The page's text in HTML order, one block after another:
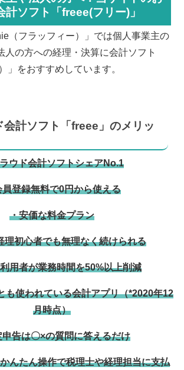
計ソフト「freee(フリー)」
（フラッフィー）」では個人事業主の
人の方への経理・決算に会計ソフト
」をおすすめしています。
会計ソフト「freee」のメリッ
ウド会計ソフトシェアNo.1
員登録無料で0円から使える
・安価な料金プラン
理初心者でも無理なく続けられる
用者が業務時間を50%以上削減
も使われている会計アプリ（*2020年12
月時点）
申告は〇×の質問に答えるだけ
んたん操作で税理士や経理担当に支払